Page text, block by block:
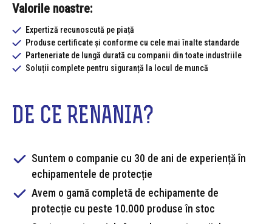
Valorile noastre:
Expertiză recunoscută pe piață
Produse certificate și conforme cu cele mai înalte standarde
Parteneriate de lungă durată cu companii din toate industriile
Soluții complete pentru siguranță la locul de muncă
DE CE RENANIA?
Suntem o companie cu 30 de ani de experiență în
echipamentele de protecție
Avem o gamă completă de echipamente de
protecție cu peste 10.000 produse în stoc